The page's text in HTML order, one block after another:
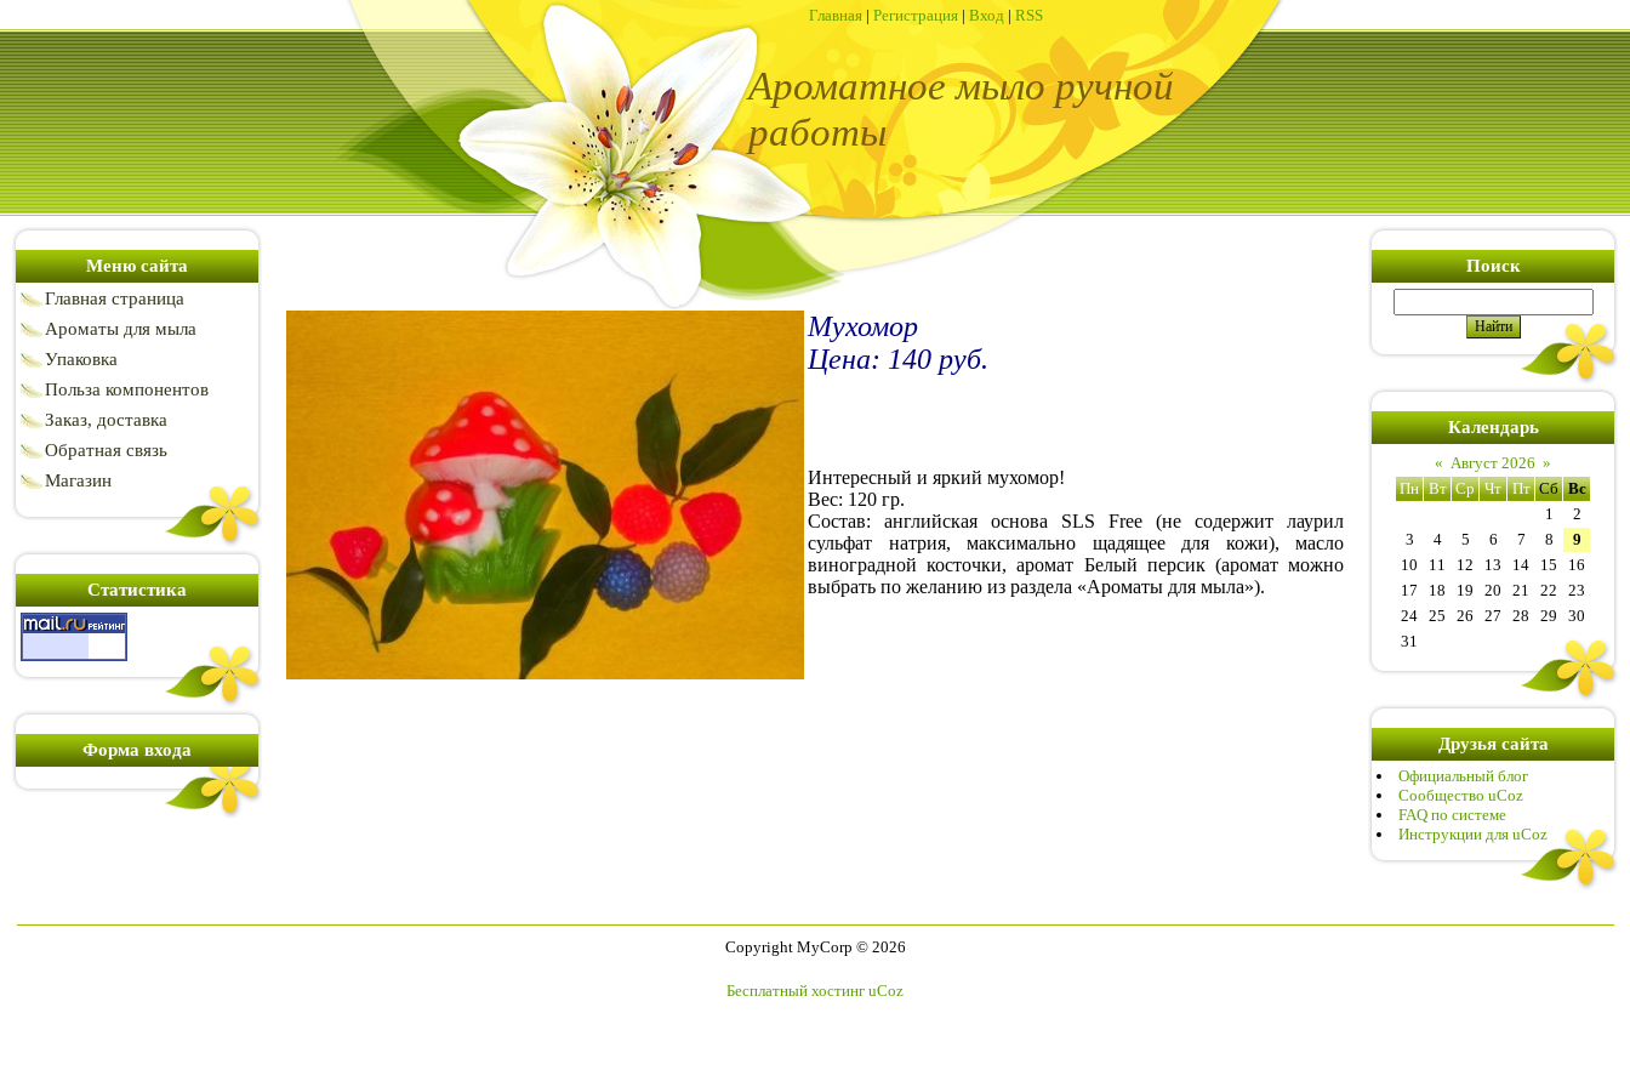
Главная | Регистрация | Вход | RSS
Ароматное мыло ручной
работы
Меню сайта
Главная страница
Ароматы для мыла
Упаковка
Польза компонентов
Заказ, доставка
Обратная связь
Магазин
Статистика
Форма входа
Мухомор
Цена: 140 руб.
Интересный и яркий мухомор!
Вес: 120 гр.
Состав: английская основа SLS Free (не содержит лаурил
сульфат натрия, максимально щадящее для кожи), масло
виноградной косточки, аромат Белый персик (аромат можно
выбрать по желанию из раздела «Ароматы для мыла»).
Поиск
Календарь
« Август 2026 »
Пн Вт Ср Чт Пт Сб Вс
1
2
3
4 5 6 7 8
9
10
11 12 13 14 15
16
17
18 19 20 21 22
23
24 25 26 27 28 29
30
31
Друзья сайта
Официальный блог
Сообщество uCoz
FAQ по системе
Инструкции для uCoz
Copyright MyCorp © 2026
Бесплатный хостинг uCoz